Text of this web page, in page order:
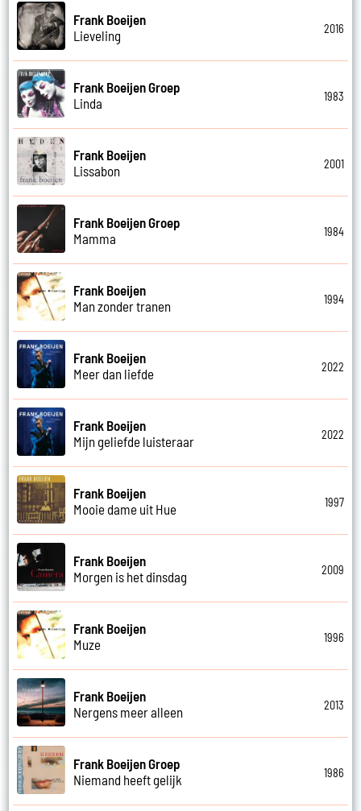
Frank Boeijen
Lieveling
2016
Frank Boeijen Groep
Linda
1983
Frank Boeijen
Lissabon
2001
Frank Boeijen Groep
Mamma
1984
Frank Boeijen
Man zonder tranen
1994
Frank Boeijen
Meer dan liefde
2022
Frank Boeijen
Mijn geliefde luisteraar
2022
Frank Boeijen
Mooie dame uit Hue
1997
Frank Boeijen
Morgen is het dinsdag
2009
Frank Boeijen
Muze
1996
Frank Boeijen
Nergens meer alleen
2013
Frank Boeijen Groep
Niemand heeft gelijk
1986